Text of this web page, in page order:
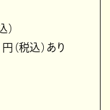
）
（税込）あり